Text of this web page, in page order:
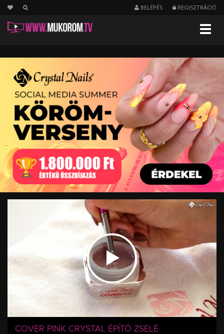
BELÉPÉS REGISZTRÁCIÓ
Menu
Cover
Crystal
építő
zselé
/
COVER PINK CRYSTAL ÉPÍTŐ ZSELÉ